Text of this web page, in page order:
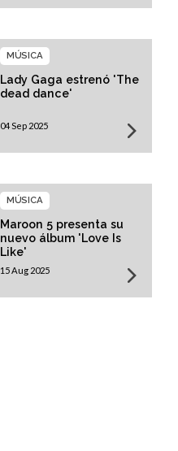
Lady Gaga estrenó 'The
dead dance'
MÚSICA
04 Sep 2025
Maroon 5 presenta su
nuevo álbum 'Love Is
Like'
MÚSICA
15 Aug 2025